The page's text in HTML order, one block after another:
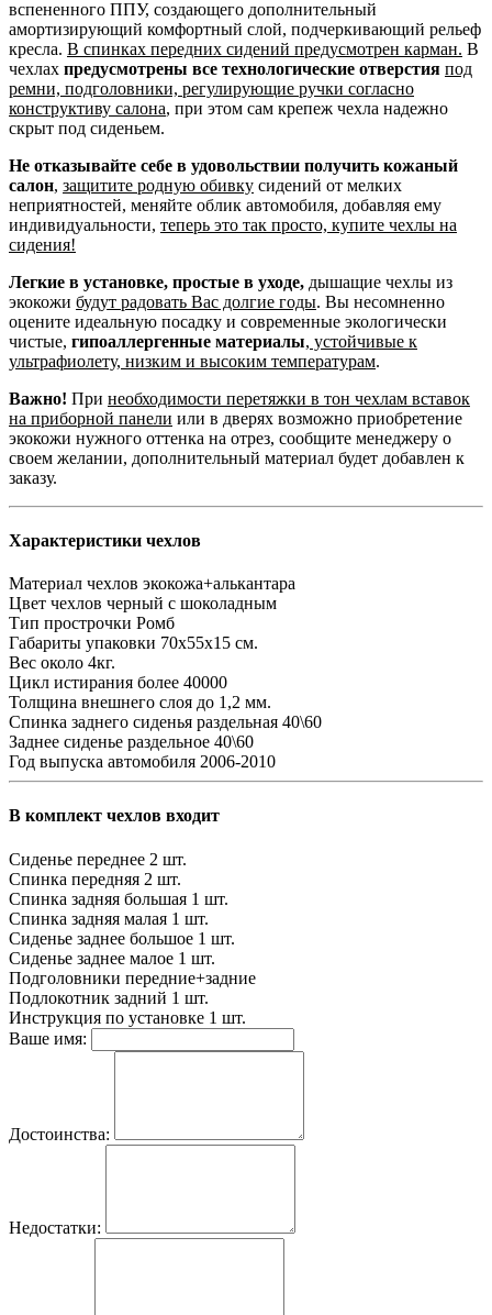
вспененного ППУ, создающего дополнительный
амортизирующий комфортный слой, подчеркивающий рельеф
кресла. В спинках передних сидений предусмотрен карман. В
чехлах предусмотрены все технологические отверстия под
ремни, подголовники, регулирующие ручки согласно
конструктиву салона, при этом сам крепеж чехла надежно
скрыт под сиденьем.
Не отказывайте себе в удовольствии получить кожаный
салон, защитите родную обивку сидений от мелких
неприятностей, меняйте облик автомобиля, добавляя ему
индивидуальности, теперь это так просто, купите чехлы на
сидения!
Легкие в установке, простые в уходе, дышащие чехлы из
экокожи будут радовать Вас долгие годы. Вы несомненно
оцените идеальную посадку и современные экологически
чистые, гипоаллергенные материалы, устойчивые к
ультрафиолету, низким и высоким температурам.
Важно! При необходимости перетяжки в тон чехлам вставок
на приборной панели или в дверях возможно приобретение
экокожи нужного оттенка на отрез, сообщите менеджеру о
своем желании, дополнительный материал будет добавлен к
заказу.
Характеристики чехлов
Материал чехлов экокожа+алькантара
Цвет чехлов черный с шоколадным
Тип прострочки Ромб
Габариты упаковки 70х55х15 см.
Вес около 4кг.
Цикл истирания более 40000
Толщина внешнего слоя до 1,2 мм.
Спинка заднего сиденья раздельная 40\60
Заднее сиденье раздельное 40\60
Год выпуска автомобиля 2006-2010
В комплект чехлов входит
Сиденье переднее 2 шт.
Спинка передняя 2 шт.
Спинка задняя большая 1 шт.
Спинка задняя малая 1 шт.
Сиденье заднее большое 1 шт.
Сиденье заднее малое 1 шт.
Подголовники передние+задние
Подлокотник задний 1 шт.
Инструкция по установке 1 шт.
Ваше имя:
Достоинства:
Недостатки: